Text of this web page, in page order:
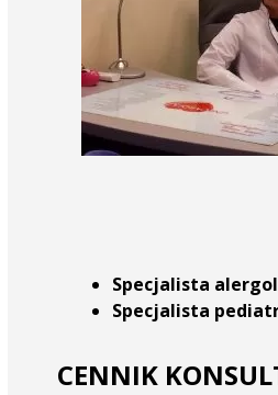
Specjalista
Specjalista
CENNIK